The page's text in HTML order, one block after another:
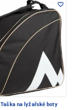
Taška na lyžařské boty